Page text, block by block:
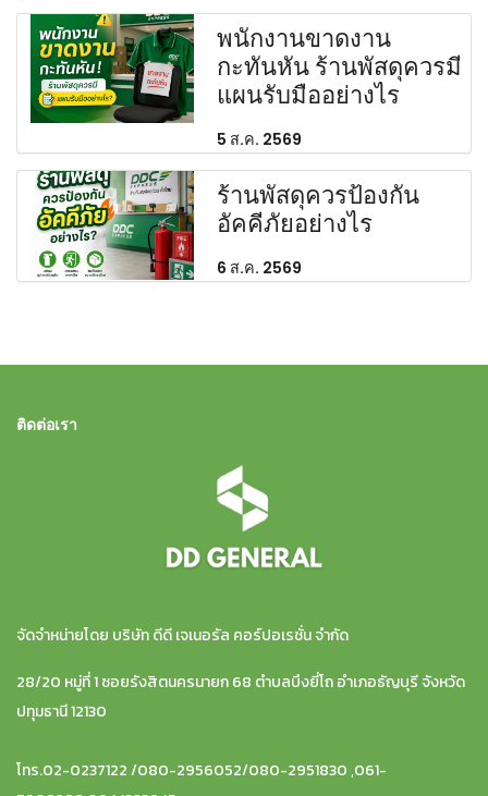
พนักงานขาดงาน
กะทันหัน ร้านพัสดุควรมี
แผนรับมืออย่างไร
5 ส.ค. 2569
ร้านพัสดุควรป้องกัน
อัคคีภัยอย่างไร
6 ส.ค. 2569
ติดต่อเรา
จัดจำหน่ายโดย บริษัท ดีดี เจเนอรัล คอร์ปอเรชั่น จำกัด
28/20 หมู่ที่ 1 ซอยรังสิตนครนายก 68 ตำบลบึงยี่โถ อำเภอธัญบุรี จังหวัด
ปทุมธานี 12130
โทร.02-0237122 /080-2956052/080-2951830 ,061-